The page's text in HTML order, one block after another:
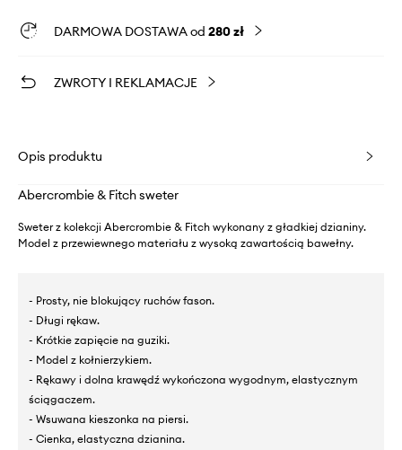
DARMOWA DOSTAWA od 280 zł
ZWROTY I REKLAMACJE
Opis produktu
Abercrombie & Fitch sweter
Sweter z kolekcji Abercrombie & Fitch wykonany z gładkiej dzianiny.
Model z przewiewnego materiału z wysoką zawartością bawełny.
- Prosty, nie blokujący ruchów fason.
- Długi rękaw.
- Krótkie zapięcie na guziki.
- Model z kołnierzykiem.
- Rękawy i dolna krawędź wykończona wygodnym, elastycznym
ściągaczem.
- Wsuwana kieszonka na piersi.
- Cienka, elastyczna dzianina.